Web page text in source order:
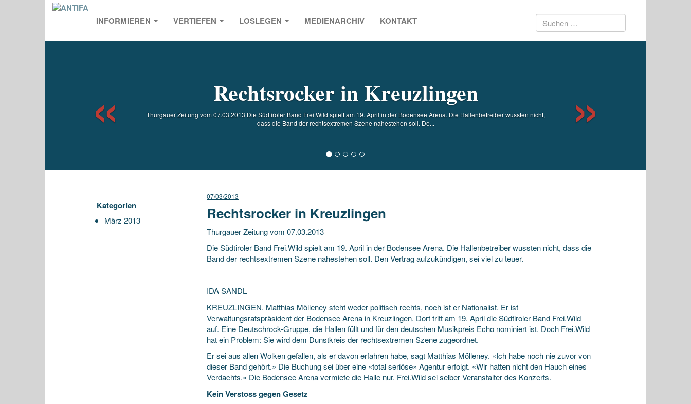
INFORMIEREN VERTIEFEN LOSLEGEN MEDIENARCHIV KONTAKT Suchen
Rechtsrocker in Kreuzlingen
Thurgauer Zeitung vom 07.03.2013 Die Südtiroler Band Frei.Wild spielt am 19. April in der Bodensee Arena. Die Hallenbetreiber wussten nicht,
dass die Band der rechtsextremen Szene nahestehen soll. De...
Kategorien
März 2013
07/03/2013
Rechtsrocker in Kreuzlingen
Thurgauer Zeitung vom 07.03.2013
Die Südtiroler Band Frei.Wild spielt am 19. April in der Bodensee Arena. Die Hallenbetreiber wussten nicht, dass die
Band der rechtsextremen Szene nahestehen soll. Den Vertrag aufzukündigen, sei viel zu teuer.
IDA SANDL
KREUZLINGEN. Matthias Mölleney steht weder politisch rechts, noch ist er Nationalist. Er ist
Verwaltungsratspräsident der Bodensee Arena in Kreuzlingen. Dort tritt am 19. April die Südtiroler Band Frei.Wild
auf. Eine Deutschrock-Gruppe, die Hallen füllt und für den deutschen Musikpreis Echo nominiert ist. Doch Frei.Wild
hat ein Problem: Sie wird dem Dunstkreis der rechtsextremen Szene zugeordnet.
Er sei aus allen Wolken gefallen, als er davon erfahren habe, sagt Matthias Mölleney. «Ich habe noch nie zuvor von
dieser Band gehört.» Die Buchung sei über eine «total seriöse» Agentur erfolgt. «Wir hatten nicht den Hauch eines
Verdachts.» Die Bodensee Arena vermiete die Halle nur. Frei.Wild sei selber Veranstalter des Konzerts.
Kein Verstoss gegen Gesetz